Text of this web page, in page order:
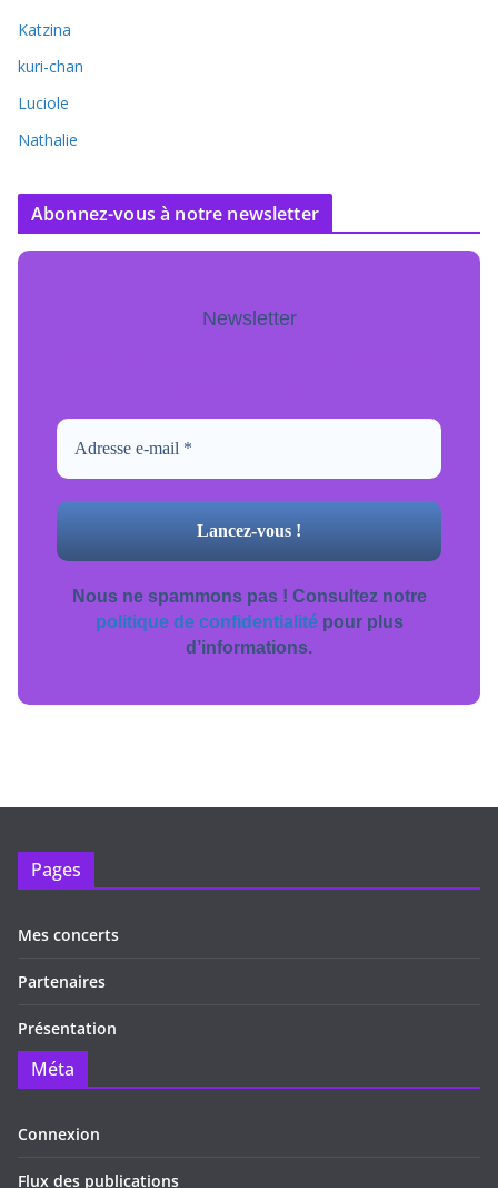
Katzina
kuri-chan
Luciole
Nathalie
Abonnez-vous à notre newsletter
Newsletter
Nous ne spammons pas ! Consultez notre
politique de confidentialitépour plus
d’informations.
Pages
Mes concerts
Partenaires
Présentation
Méta
Connexion
Flux des publications